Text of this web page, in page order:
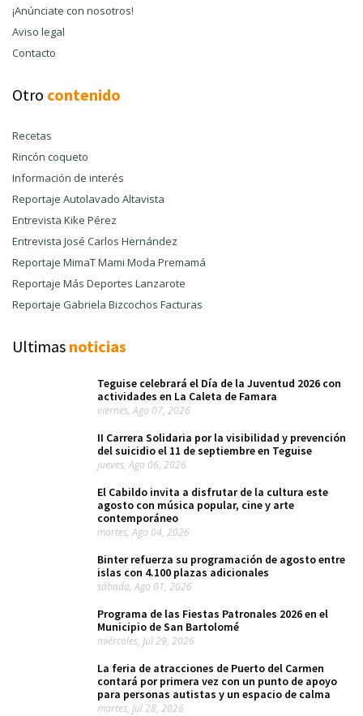
¡Anúnciate con nosotros!
Aviso legal
Contacto
Otro contenido
Recetas
Rincón coqueto
Información de interés
Reportaje Autolavado Altavista
Entrevista Kike Pérez
Entrevista José Carlos Hernández
Reportaje MimaT Mami Moda Premamá
Reportaje Más Deportes Lanzarote
Reportaje Gabriela Bizcochos Facturas
Ultimas noticias
Teguise celebrará el Día de la Juventud 2026 con
actividades en La Caleta de Famara
viernes, Ago 07, 2026
II Carrera Solidaria por la visibilidad y prevención
del suicidio el 11 de septiembre en Teguise
jueves, Ago 06, 2026
El Cabildo invita a disfrutar de la cultura este
agosto con música popular, cine y arte
contemporáneo
martes, Ago 04, 2026
Binter refuerza su programación de agosto entre
islas con 4.100 plazas adicionales
sábado, Ago 01, 2026
Programa de las Fiestas Patronales 2026 en el
Municipio de San Bartolomé
miércoles, Jul 29, 2026
La feria de atracciones de Puerto del Carmen
contará por primera vez con un punto de apoyo
para personas autistas y un espacio de calma
martes, Jul 28, 2026